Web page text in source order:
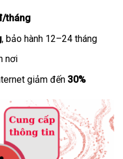
tháng
, bảo hành 12–24 tháng
nơi
giảm đến30%